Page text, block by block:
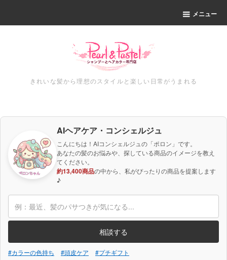
メニュー
きれいな髪から理想のスタイルと楽しい日常がうまれる
AIヘアケア・コンシェルジュ
こんにちは！AIコンシェルジュの「ポロン」です。
あなたの髪のお悩みや、探している商品のイメージを教え
てください。
約13,400商品の中から、私がぴったりの商品を提案します
♪
相談する
#カラーの色持ち #頭皮ケア #プチギフト